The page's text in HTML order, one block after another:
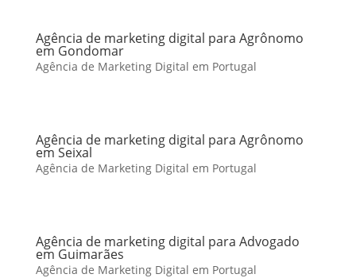
Agência de marketing digital para Agrônomo
em Gondomar
Agência de Marketing Digital em Portugal
Agência de marketing digital para Agrônomo
em Seixal
Agência de Marketing Digital em Portugal
Agência de marketing digital para Advogado
em Guimarães
Agência de Marketing Digital em Portugal